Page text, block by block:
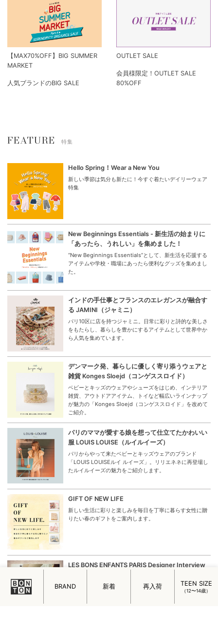
【MAX70%OFF】BIG SUMMER
MARKET
人気ブランドのBIG SALE
OUTLET SALE
会員様限定！OUTLET SALE
80%OFF
FEATURE 特集
Hello Spring！Wear a New You
新しい季節は気分も新たに！今すぐ着たいデイリーウェア
特集
New Beginnings Essentials - 新生活の始まりに
「あったら、うれしい」を集めました！
“New Beginnings Essentials”として、新生活を応援する
アイテムや学校・職場にあったら便利なグッズを集めまし
た。
インドの手仕事とフランスのエレガンスが融合す
る JAMINI（ジャミニ）
パリ10区に店を持つジャミニ。日常に彩りと詩的な美しさ
をもたらし、暮らしを豊かにするアイテムとして世界中か
ら人気を集めています。
デンマーク発、暮らしに優しく寄り添うウェアと
雑貨 Konges Sloejd（コンゲススロイド）
ベビーとキッズのウェアやシューズをはじめ、インテリア
雑貨、アウトドアアイテム、トイなど幅広いラインナップ
が魅力の「Konges Sloejd（コンゲススロイド」を改めて
ご紹介。
パリのママが愛する娘を想って仕立てたかわいい
服 LOUIS LOUISE（ルイルイーズ）
パリからやって来たベビーとキッズウェアのブランド
「LOUIS LOUISEルイ ルイーズ」。リリエネネに再登場し
たルイルイーズの魅力をご紹介します。
GIFT OF NEW LIFE
新しい生活に彩りと楽しみを毎日を丁寧に暮らす女性に贈
りたい春のギフトをご案内します。
LES BONS ENFANTS PARIS Designer Interview
のクリエイターである吉田さんにインタビュー。人形づく
りをはじめたきっかけやこだわりを伺いました。
BRAND 新着 再入荷 TEEN SIZE
（12〜14歳）